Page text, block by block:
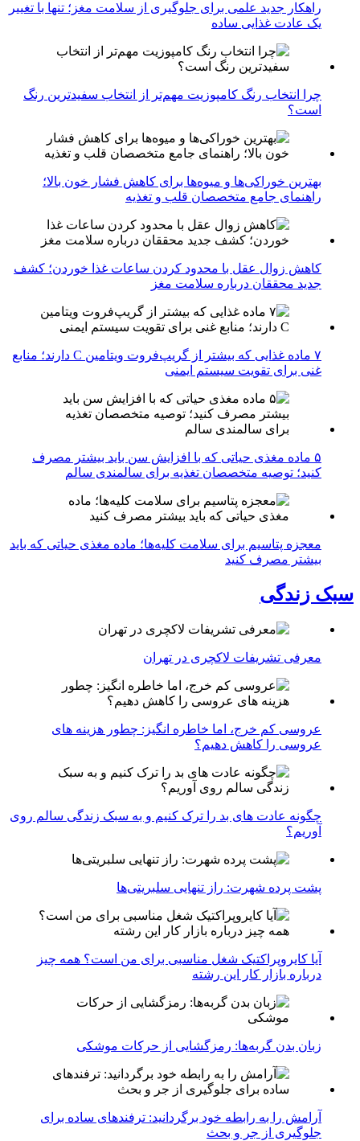
راهکار جدید علمی برای جلوگیری از سلامت مغز؛ تنها با تغییر
یک عادت غذایی ساده
چرا انتخاب رنگ کامپوزیت مهم‌تر از انتخاب سفیدترین رنگ
است؟
بهترین خوراکی‌ها و میوه‌ها برای کاهش فشار خون بالا؛
راهنمای جامع متخصصان قلب و تغذیه
کاهش زوال عقل با محدود کردن ساعات غذا خوردن؛ کشف
جدید محققان درباره سلامت مغز
۷ ماده غذایی که بیشتر از گریپ‌فروت ویتامین C دارند؛ منابع
غنی برای تقویت سیستم ایمنی
۵ ماده مغذی حیاتی که با افزایش سن باید بیشتر مصرف
کنید؛ توصیه متخصصان تغذیه برای سالمندی سالم
معجزه پتاسیم برای سلامت کلیه‌ها؛ ماده مغذی حیاتی که باید
بیشتر مصرف کنید
سبک زندگی
معرفی تشریفات لاکچری در تهران
عروسی کم خرج، اما خاطره انگیز: چطور هزینه های
عروسی را کاهش دهیم؟
چگونه عادت‌ های بد را ترک کنیم و به سبک زندگی سالم روی
آوریم؟
پشت پرده شهرت: راز تنهایی سلبریتی‌ها
آیا کایروپراکتیک شغل مناسبی برای من است؟ همه چیز
درباره بازار کار این رشته
زبان بدن گربه‌ها: رمزگشایی از حرکات موشکی
آرامش را به رابطه خود برگردانید: ترفندهای ساده برای
جلوگیری از جر و بحث